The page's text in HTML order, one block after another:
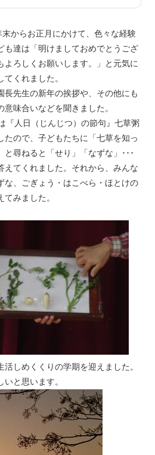
からお正月にかけて、色々な経験
も達は「明けましておめでとうござ
よろしくお願いします。」と元気に
くれました。
長先生の新年の挨拶や、その他にも
意味合いなどを聞きました。
『人日（じんじつ）の節句』七草粥
たので、子どもたちに「七草を知っ
と尋ねると「せり」「なずな」･･･
えてくれました。それから、みんな
な、ごぎょう・はこべら・ほとけの
みました。
しめくくりの学期を迎えました。
と思います。